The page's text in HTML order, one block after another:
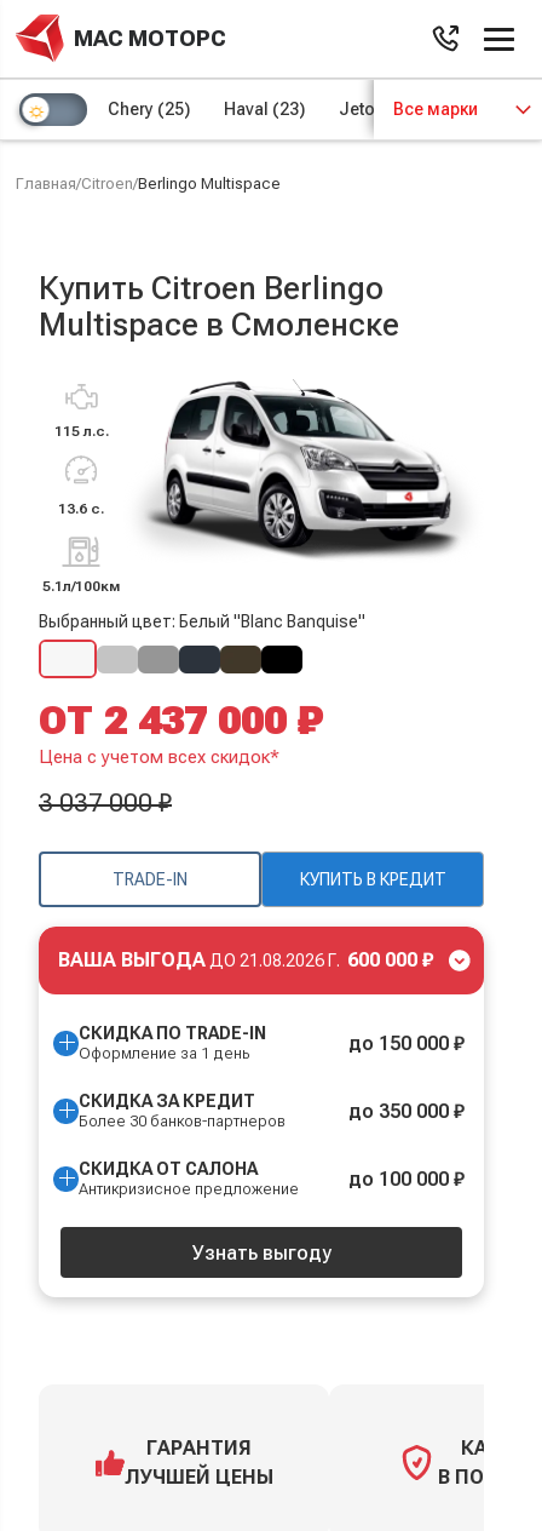
МАС МОТОРС
Chery (25) Haval (23) Jetour (8) Kaiyi (4)
Все марки
Главная/Citroen/Berlingo Multispace
Купить Citroen Berlingo
Multispace в Смоленске
115 л.с.
13.6 с.
5.1л/100км
Выбранный цвет: Белый "Blanc Banquise"
TRADE-IN КУПИТЬ В КРЕДИТ
ОТ 2 437 000 ₽
Цена с учетом всех скидок*
3 037 000 ₽
ВАША ВЫГОДА ДО 21.08.2026 Г. 600 000 ₽
СКИДКА ПО TRADE-IN
Оформление за 1 день до 150 000 ₽
СКИДКА ЗА КРЕДИТ
Более 30 банков-партнеров до 350 000 ₽
СКИДКА ОТ САЛОНА
Антикризисное предложение до 100 000 ₽
Узнать выгоду
ГАРАНТИЯ
ЛУЧШЕЙ ЦЕНЫ
КАСКО
В